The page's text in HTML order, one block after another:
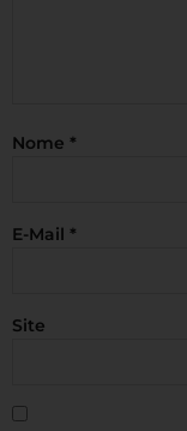
Nome *
E-Mail *
Site